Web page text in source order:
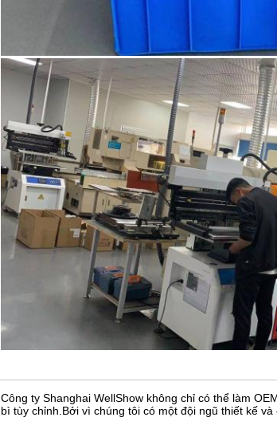
Công ty Shanghai WellShow không chỉ có thể làm
bì tùy chỉnh.Bởi vì chúng tôi có một đội ngũ thiết kế